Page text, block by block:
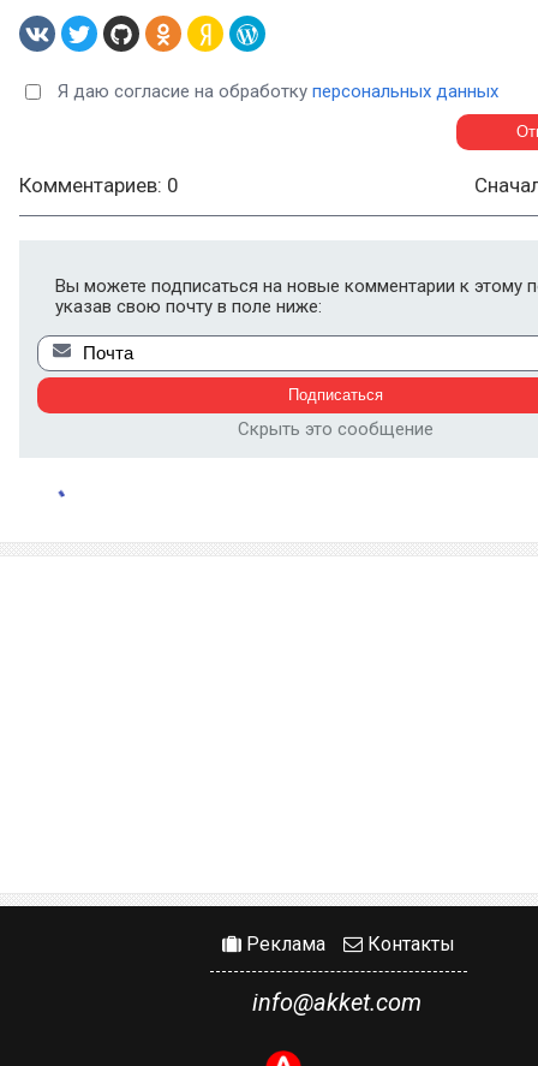
Я даю согласие на обработку персональных данных
Комментариев: 0
Вы можете подписаться на новые комментарии к этому
указав свою почту в поле ниже:
Скрыть это сообщение
Реклама Контакты
info@akket.com